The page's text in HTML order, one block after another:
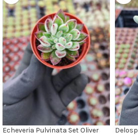
Echeveria Pulvinata Set Oliver